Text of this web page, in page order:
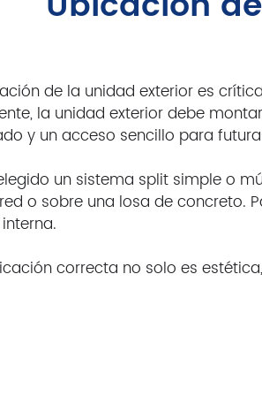
de la unidad exterior es
la unidad exterior debe
y un acceso sencillo para
un sistema split simple o
o sobre una losa de concreto.
correcta no solo es